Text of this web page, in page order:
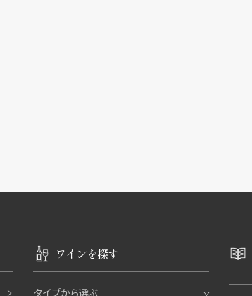
ワインを探す
タイプから選ぶ